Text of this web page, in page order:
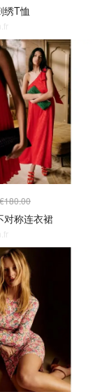
绣T恤
€180.00
对称连衣裙